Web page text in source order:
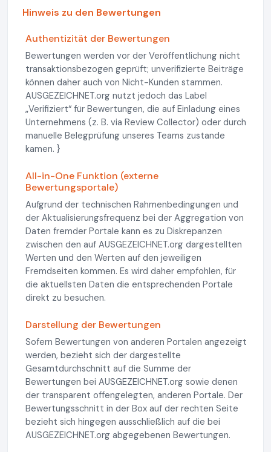
Hinweis zu den Bewertungen
Authentizität der Bewertungen
Bewertungen werden vor der Veröffentlichung nicht
transaktionsbezogen geprüft; unverifizierte Beiträge
können daher auch von Nicht-Kunden stammen.
AUSGEZEICHNET.org nutzt jedoch das Label
„Verifiziert“ für Bewertungen, die auf Einladung eines
Unternehmens (z. B. via Review Collector) oder durch
manuelle Belegprüfung unseres Teams zustande
kamen. }
All-in-One Funktion (externe
Bewertungsportale)
Aufgrund der technischen Rahmenbedingungen und
der Aktualisierungsfrequenz bei der Aggregation von
Daten fremder Portale kann es zu Diskrepanzen
zwischen den auf AUSGEZEICHNET.org dargestellten
Werten und den Werten auf den jeweiligen
Fremdseiten kommen. Es wird daher empfohlen, für
die aktuellsten Daten die entsprechenden Portale
direkt zu besuchen.
Darstellung der Bewertungen
Sofern Bewertungen von anderen Portalen angezeigt
werden, bezieht sich der dargestellte
Gesamtdurchschnitt auf die Summe der
Bewertungen bei AUSGEZEICHNET.org sowie denen
der transparent offengelegten, anderen Portale. Der
Bewertungsschnitt in der Box auf der rechten Seite
bezieht sich hingegen ausschließlich auf die bei
AUSGEZEICHNET.org abgegebenen Bewertungen.